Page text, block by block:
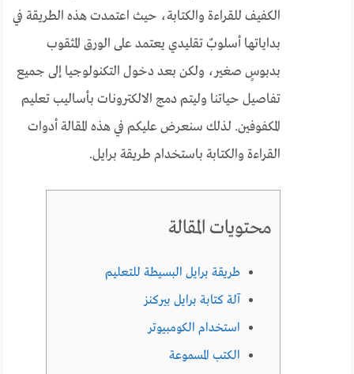
الكفيف للقراءة والكتابة، حيث اعتمدت هذه الطريقة في
بداياتها أسلوبٌ تقليدي يعتمد على الورق المثقوب
بدبوسٍ صغير، ولكن بعد دخول التكنولوجيا إلى جميع
تفاصيل حياتنا وليتم دمج الالكترونات بأساليب تعليم
المكفوفين. لذلك سنعرض عليكم في هذه المقالة أدوات
القراءة والكتابة باستخدام طريقة برايل.
محتويات المقالة
طريقة برايل البسيطة للتعليم
آلة كتابة برايل بيركنز
استخدام الكومبيوتر
الكتب المسموعة